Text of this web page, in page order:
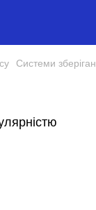
Системи